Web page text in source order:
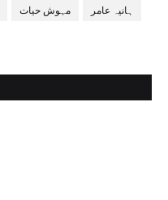
مہوش حیات
ہانیہ عامر